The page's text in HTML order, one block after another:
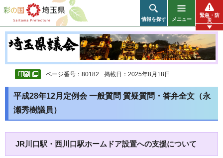
彩の国 埼玉県
情報を探す メニュー
緊急・防
災
ページ番号：80182 掲載日：2025年8月18日
平成28年12月定例会 一般質問 質疑質問・答弁全文（永
瀬秀樹議員）
JR川口駅・西川口駅ホームドア設置への支援について